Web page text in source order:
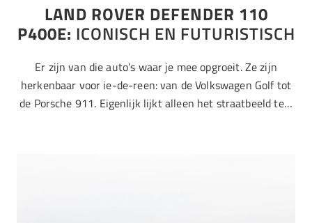
LAND ROVER DEFENDER 110
P400E: ICONISCH EN FUTURISTISCH
Er zijn van die auto’s waar je mee opgroeit. Ze zijn
herkenbaar voor ie-de-reen: van de Volkswagen Golf tot
de Porsche 911. Eigenlijk lijkt alleen het straatbeeld te…